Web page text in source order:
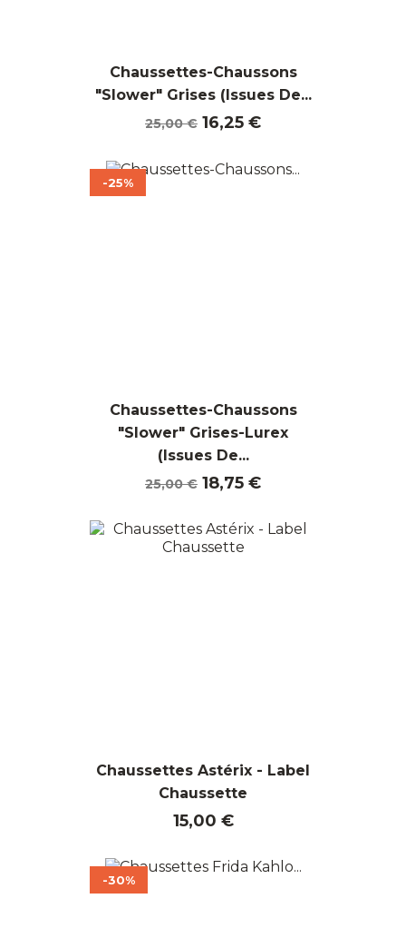
Chaussettes-Chaussons
"Slower" Grises (Issues De...
Prix
25,00 € Prix
16,25 €
Chaussettes-Chaussons
"Slower" Grises-Lurex
(Issues De...
Prix
25,00 € Prix
18,75 €
-25%
Chaussettes Astérix - Label
Chaussette
Prix
15,00 €
-30%